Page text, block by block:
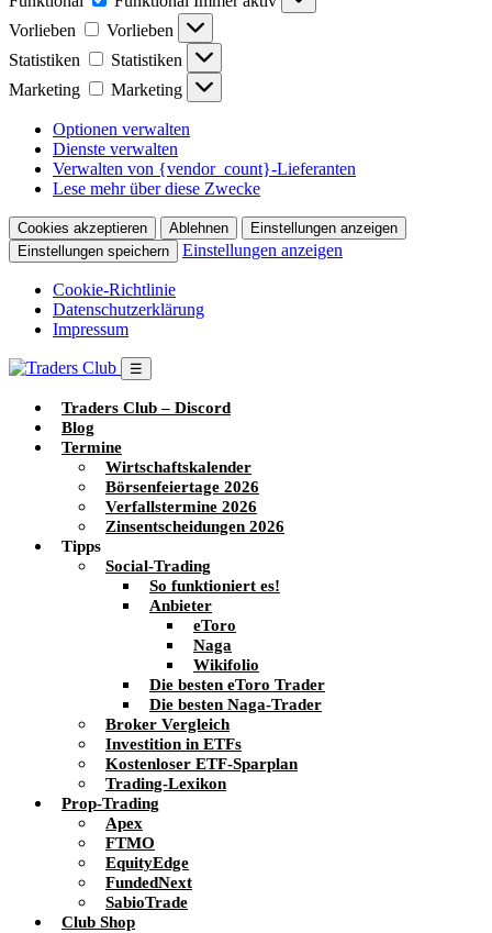
Vorlieben
Vorlieben
Statistiken
Statistiken
Marketing
Marketing
Optionen verwalten
Dienste verwalten
Verwalten von {vendor_count}-Lieferanten
Lese mehr über diese Zwecke
Cookies akzeptieren Ablehnen
Einstellungen anzeigen
Einstellungen speichern
Einstellungen anzeigen
Cookie-Richtlinie
Datenschutzerklärung
Impressum
☰
Traders Club – Discord
Blog
Termine
Wirtschaftskalender
Börsenfeiertage 2026
Verfallstermine 2026
Zinsentscheidungen 2026
Tipps
Social-Trading
So funktioniert es!
Anbieter
eToro
Naga
Wikifolio
Die besten eToro Trader
Die besten Naga-Trader
Broker Vergleich
Investition in ETFs
Kostenloser ETF-Sparplan
Trading-Lexikon
Prop-Trading
Apex
FTMO
EquityEdge
FundedNext
SabioTrade
Club Shop